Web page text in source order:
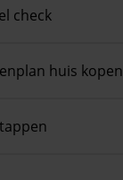
check
huis kopen